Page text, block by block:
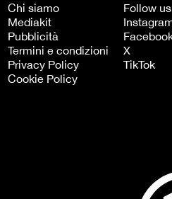
Chi siamo
Mediakit
Pubblicità
Termini e condizioni
Privacy Policy
Cookie Policy
Follow
X
TikTok